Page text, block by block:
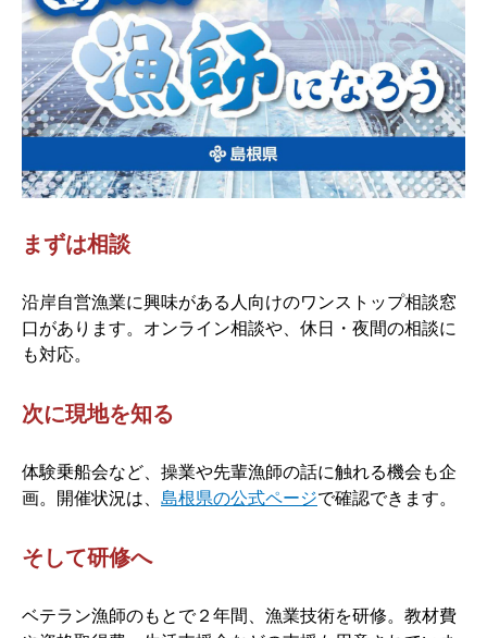
まずは相談
沿岸自営漁業に興味がある人向けのワンストップ相談窓
口があります。オンライン相談や、休日・夜間の相談に
も対応。
次に現地を知る
体験乗船会など、操業や先輩漁師の話に触れる機会も企
画。開催状況は、 島根県の公式ページで確認できます。
そして研修へ
ベテラン漁師のもとで２年間、漁業技術を研修。教材費